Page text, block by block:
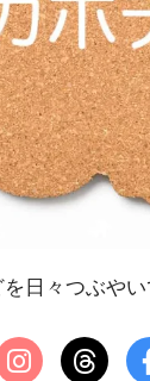
日々つぶやい